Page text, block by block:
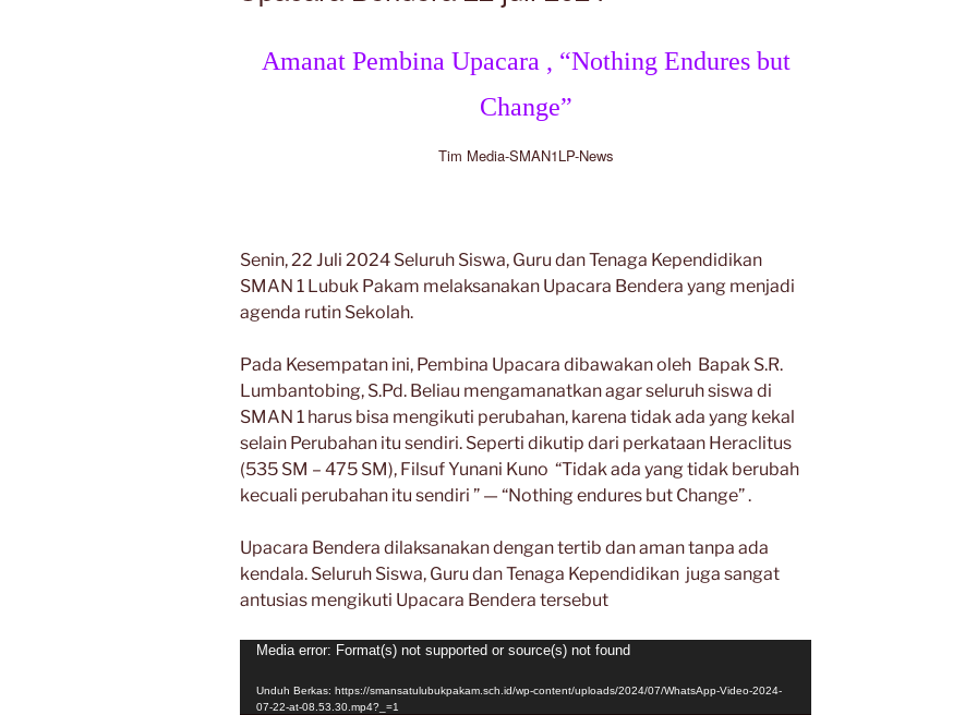
Amanat Pembina Upacara , “Nothing Endures but
Change”
Tim Media-SMAN1LP-News
Senin, 22 Juli 2024 Seluruh Siswa, Guru dan Tenaga Kependidikan
SMAN 1 Lubuk Pakam melaksanakan Upacara Bendera yang menjadi
agenda rutin Sekolah.
Pada Kesempatan ini, Pembina Upacara dibawakan oleh Bapak S.R.
Lumbantobing, S.Pd. Beliau mengamanatkan agar seluruh siswa di
SMAN 1 harus bisa mengikuti perubahan, karena tidak ada yang kekal
selain Perubahan itu sendiri. Seperti dikutip dari perkataan Heraclitus
(535 SM – 475 SM), Filsuf Yunani Kuno “Tidak ada yang tidak berubah
kecuali perubahan itu sendiri ” — “Nothing endures but Change” .
Upacara Bendera dilaksanakan dengan tertib dan aman tanpa ada
kendala. Seluruh Siswa, Guru dan Tenaga Kependidikan juga sangat
antusias mengikuti Upacara Bendera tersebut
Pemutar
Media error: Format(s) not supported or source(s) not found
Unduh Berkas: https://smansatulubukpakam.sch.id/wp-content/uploads/2024/07/WhatsApp-Video-2024-
07-22-at-08.53.30.mp4?_=1